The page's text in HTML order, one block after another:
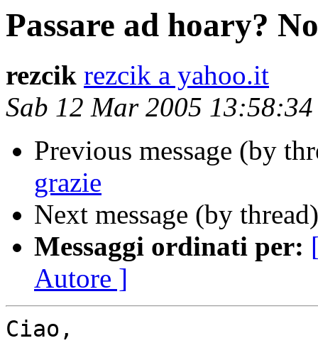
Passare ad hoary?
rezcik rezcik a yahoo.it
Sab 12 Mar 2005
Previous message (by
grazie
Next message (by
Messaggi ordinati per:
Autore ]
Ciao,